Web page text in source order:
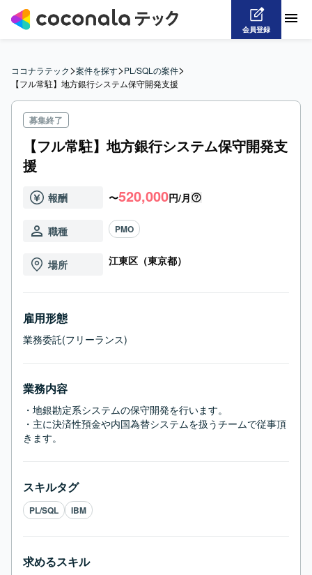
会員登録
ココナラテック>案件を探す>PL/SQLの案件>
【フル常駐】地方銀行システム保守開発支援
募集終了
【フル常駐】地方銀行システム保守開発支
援
報酬 〜520,000円/月
職種 PMO
場所 江東区（東京都）
雇用形態
業務委託(フリーランス)
業務内容
・地銀勘定系システムの保守開発を行います。
・主に決済性預金や内国為替システムを扱うチームで従事頂
きます。
スキルタグ
PL/SQL IBM
求めるスキル